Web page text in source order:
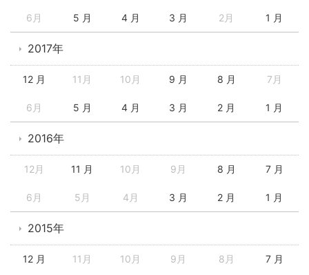
6月 5 月 4 月 3 月 2月 1 月
2017年
12 月 11月 10月 9 月 8 月 7月
6月 5 月 4 月 3 月 2 月 1 月
2016年
12月 11 月 10月 9月 8 月 7 月
6月 5月 4月 3 月 2 月 1 月
2015年
12 月 11月 10月 9月 8月 7 月